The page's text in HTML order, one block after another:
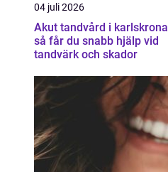
04 juli 2026
Akut tandvård i karlskrona
så får du snabb hjälp vid
tandvärk och skador